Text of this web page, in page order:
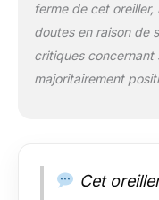
ferme de cet oreiller,
doutes en raison de
critiques concernant
majoritairement
Cet